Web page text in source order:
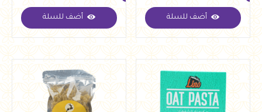
جنيه
أضف للسلة
جنيه
أضف للسلة